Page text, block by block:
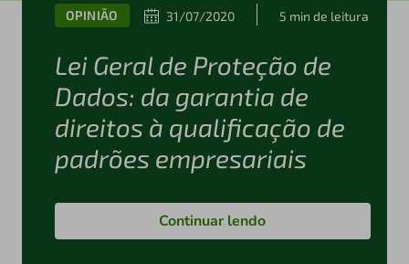
OPINIÃO 31/07/2020 5 min de leitura
Lei Geral de Proteção de
Dados: da garantia de
direitos à qualificação de
padrões empresariais
Continuar lendo